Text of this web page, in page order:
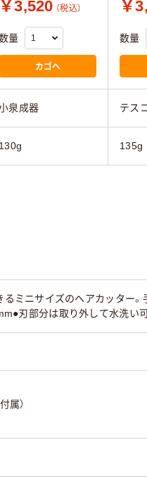
￥3,520 （税込）
量
カゴへ
￥
数量
泉成器 テス
130g 135g
るミニサイズのヘアカッター
刃部分は取り外して水洗い
属）